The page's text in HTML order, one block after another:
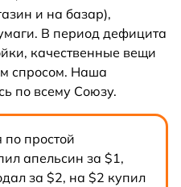
и на базар),
В период дефицита
качественные вещи
спросом. Наша
по всему Союзу.
по простой
апельсин за $1,
за $2, на $2 купил